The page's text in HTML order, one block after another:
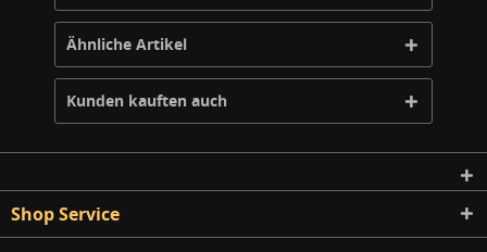
Ähnliche Artikel
Kunden kauften auch
Shop Service